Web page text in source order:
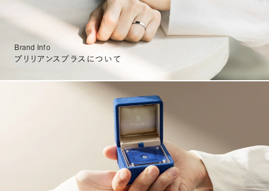
Brand Info
ブリリアンスプラスについて